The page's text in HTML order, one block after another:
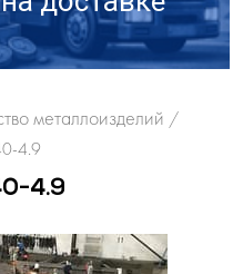
металлоизделий /
4.9
4.9